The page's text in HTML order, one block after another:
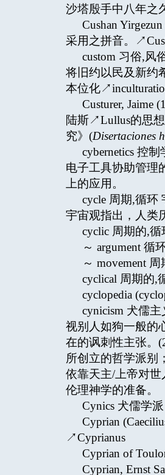
沙塔殷手中八年之
Cushan
采用之拼音。
custom 习俗,风
将旧约以民及新约
本位化
Custurer,
陆斯↗Lullus的思
究》(Disertaciones
cybernetics 控
电子工具协助管理
上的应用。
cycle 周期,循环
宇宙观指出，人类
cyclic 周期的,
～ argument 循
～ movement
cyclical 周期的,
cyclopedia
cynicism 犬儒
视别人如狗一般的
在的讽刺性主张。
所创立的哲学派别
依靠天主/上帝对
伦理神学的准备。
Cynics 犬儒学
Cyprian
↗Cyprianus
Cyprian of
Cyprian, Ernst